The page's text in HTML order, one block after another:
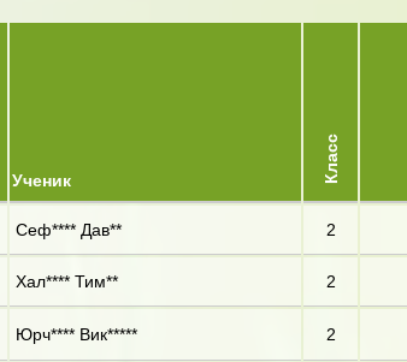
Ученик Класс
Сеф**** Дав** 2
Хал**** Тим** 2
Юрч**** Вик***** 2